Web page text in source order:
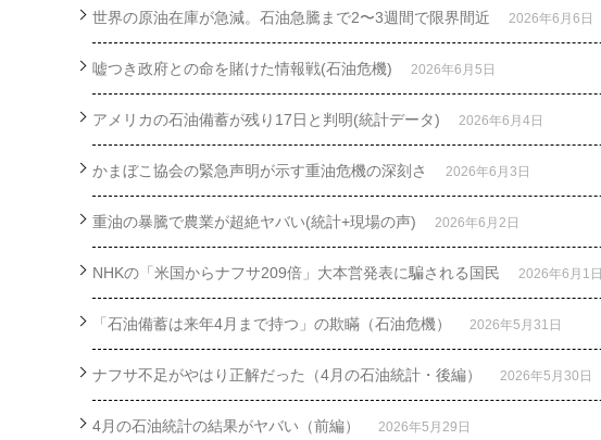
世界の原油在庫が急減。石油急騰まで2〜3週間で限界間近 2026年6月6日
嘘つき政府との命を賭けた情報戦(石油危機) 2026年6月5日
アメリカの石油備蓄が残り17日と判明(統計データ) 2026年6月4日
かまぼこ協会の緊急声明が示す重油危機の深刻さ 2026年6月3日
重油の暴騰で農業が超絶ヤバい(統計+現場の声) 2026年6月2日
NHKの「米国からナフサ209倍」大本営発表に騙される国民 2026年6月1日
「石油備蓄は来年4月まで持つ」の欺瞞（石油危機） 2026年5月31日
ナフサ不足がやはり正解だった（4月の石油統計・後編） 2026年5月30日
4月の石油統計の結果がヤバい（前編） 2026年5月29日